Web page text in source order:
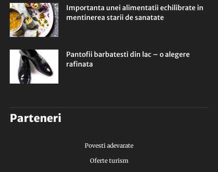
Importanta unei alimentatii echilibrate in
mentinerea starii de sanatate
Pantofii barbatesti din lac – o alegere
rafinata
Parteneri
Povesti adevarate
Oferte turism